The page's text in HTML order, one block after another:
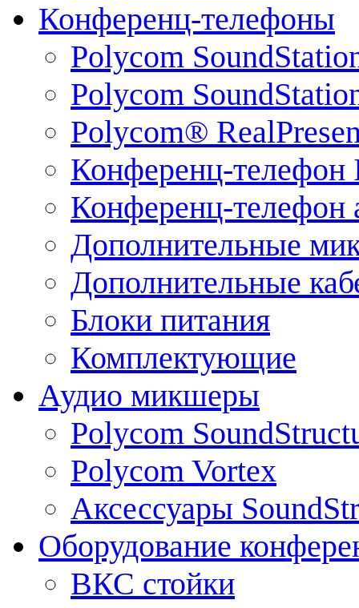
Конференц-телефоны
Polycom
Polycom
Polycom®
Конференц-телефон
Конференц-телефон
Дополнительные
Дополнительные
Блоки питания
Комплектующие
Аудио микшеры
Polycom
Polycom Vortex
Аксессуары
Оборудование
ВКС стойки